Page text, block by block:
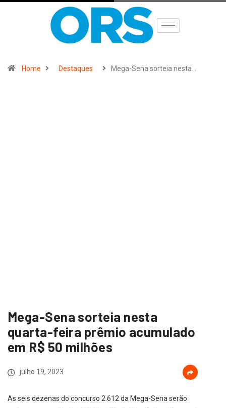
Home Destaques Mega-Sena sorteia nesta…
Mega-Sena sorteia nesta
quarta-feira prêmio acumulado
em R$ 50 milhões
julho 19, 2023
As seis dezenas do concurso 2.612 da Mega-Sena serão